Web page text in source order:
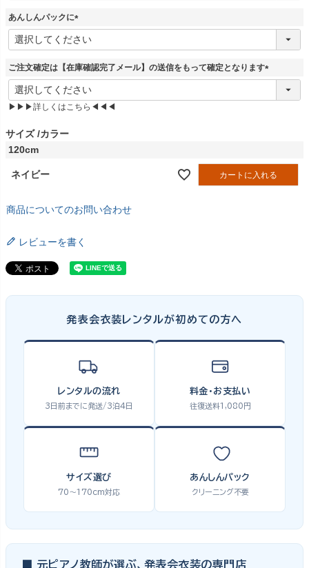
)
あんしんパックに
(
必
)
ご注文確定は【在庫確認完了メール】の送信をもって確定となります
(
▶▶▶詳しくはこちら◀◀◀
サイズ カラー
120cm
ネイビー カートに入れる
商品についてのお問い合わせ
レビューを書く
発表会衣装レンタルが初めての方へ
レンタルの流れ
3日前までに発送/3泊4日
料金・お支払い
往復送料1,080円
サイズ選び
70〜170cm対応
あんしんパック
クリーニング不要
■ 元ピアノ教師が選ぶ、発表会衣装の専門店